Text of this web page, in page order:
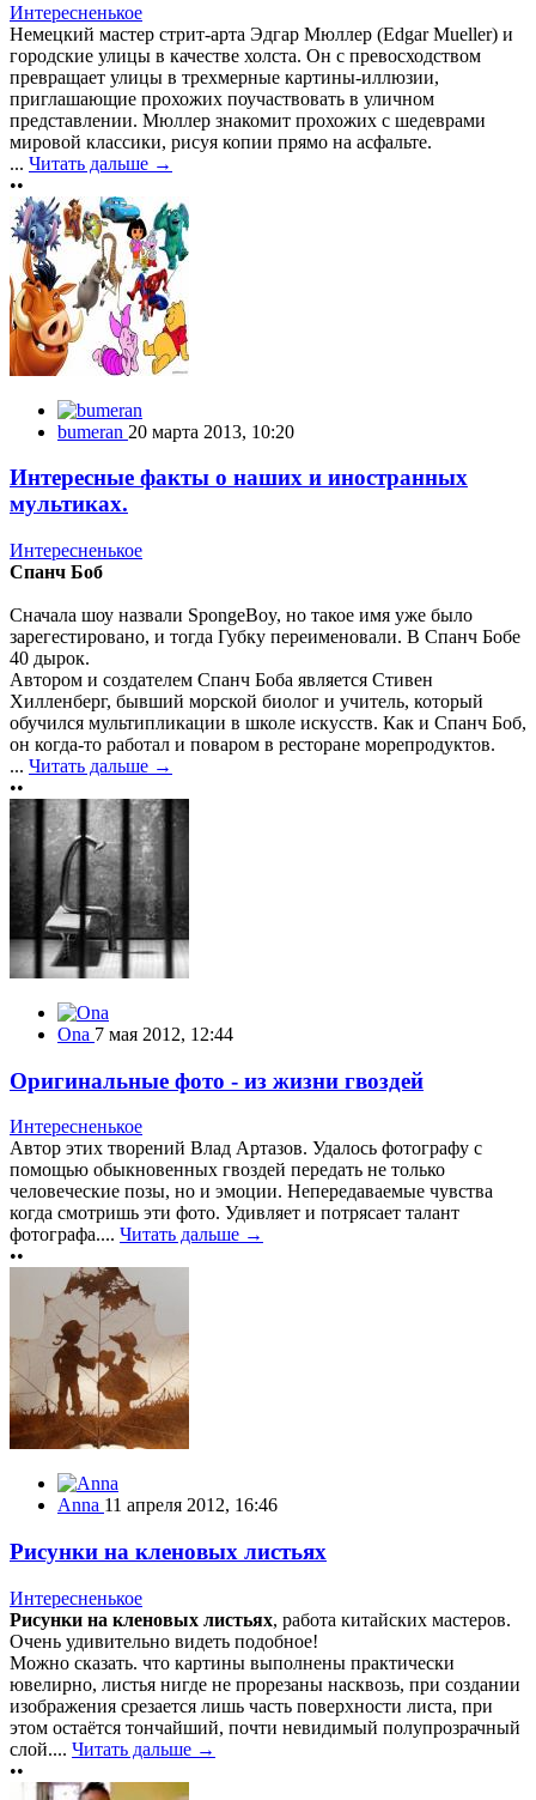
Интересненькое
Немецкий мастер стрит-арта Эдгар Мюллер (Edgar Mueller) и
городские улицы в качестве холста. Он с превосходством
превращает улицы в трехмерные картины-иллюзии,
приглашающие прохожих поучаствовать в уличном
представлении. Мюллер знакомит прохожих с шедеврами
мировой классики, рисуя копии прямо на асфальте.
... Читать дальше →
••
bumeran 20 марта 2013, 10:20
Интересные факты о наших и иностранных
мультиках.
Интересненькое
Спанч Боб
Сначала шоу назвали SpongeBoy, но такое имя уже было
зарегестировано, и тогда Губку переименовали. В Спанч Бобе
40 дырок.
Автором и создателем Спанч Боба является Стивен
Хилленберг, бывший морской биолог и учитель, который
обучился мультипликации в школе искусств. Как и Спанч Боб,
он когда-то работал и поваром в ресторане морепродуктов.
... Читать дальше →
••
Ona 7 мая 2012, 12:44
Оригинальные фото - из жизни гвоздей
Интересненькое
Автор этих творений Влад Артазов. Удалось фотографу с
помощью обыкновенных гвоздей передать не только
человеческие позы, но и эмоции. Непередаваемые чувства
когда смотришь эти фото. Удивляет и потрясает талант
фотографа.... Читать дальше →
••
Anna 11 апреля 2012, 16:46
Рисунки на кленовых листьях
Интересненькое
Рисунки на кленовых листьях, работа китайских мастеров.
Очень удивительно видеть подобное!
Можно сказать. что картины выполнены практически
ювелирно, листья нигде не прорезаны насквозь, при создании
изображения срезается лишь часть поверхности листа, при
этом остаётся тончайший, почти невидимый полупрозрачный
слой.... Читать дальше →
••